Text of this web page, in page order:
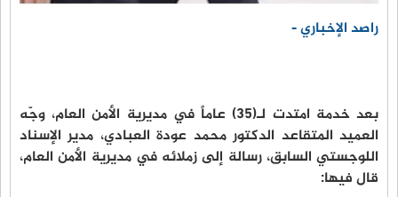
راصد الإخباري -
بعد خدمة امتدت لـ(35) عاماً في مديرية الأمن العام، وجّه
العميد المتقاعد الدكتور محمد عودة العبادي، مدير الإسناد
اللوجستي السابق، رسالة إلى زملائه في مديرية الأمن العام،
قال فيها: